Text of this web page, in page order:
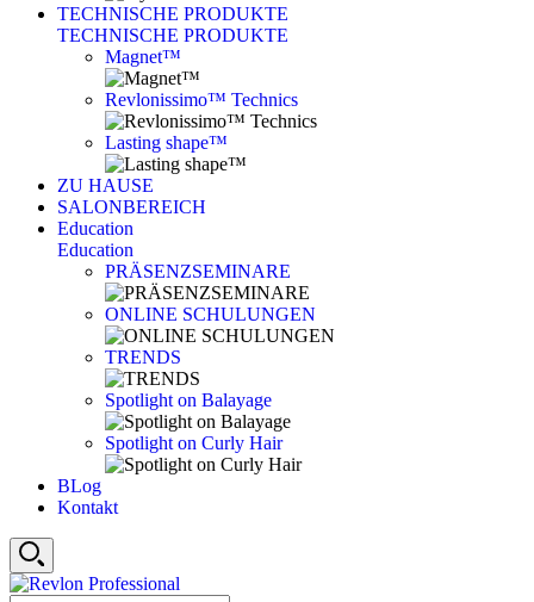
TECHNISCHE PRODUKTE
TECHNISCHE PRODUKTE
Magnet™
Revlonissimo™ Technics
Lasting shape™
ZU HAUSE
SALONBEREICH
Education
Education
PRÄSENZSEMINARE
ONLINE SCHULUNGEN
TRENDS
Spotlight on Balayage
Spotlight on Curly Hair
BLog
Kontakt